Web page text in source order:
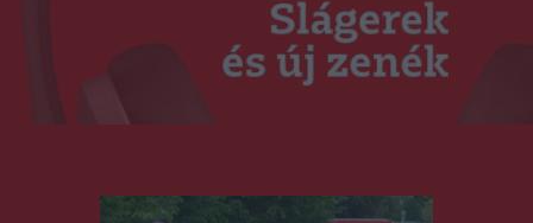
Duma Duba
Podcast és videók
Stáb
Kapcsolat